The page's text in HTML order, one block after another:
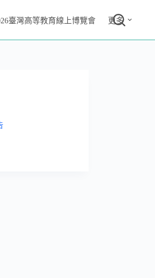
臺灣高等教育線上博覽會 更多